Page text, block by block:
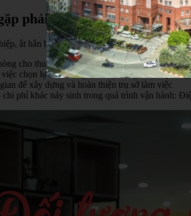
phải những khó khăn này?
ắt hẳn bạn đã từng gặp không ít khó khăn
cho thuê có mặt bằng kinh doanh đẹp, đầy đủ
chọn lựa các trang thiết bị, trang trí văn phòng
để xây dựng và hoàn thiện trụ sở làm việc
chi phí khác nảy sinh trong quá trình vận hành: